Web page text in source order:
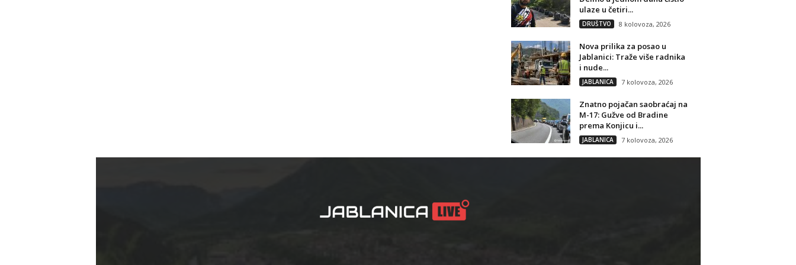
ulaze u četiri...
DRUŠTVO 8 kolovoza, 2026
Nova prilika za posao u
Jablanici: Traže više radnika
i nude...
JABLANICA 7 kolovoza, 2026
Znatno pojačan saobraćaj na
M-17: Gužve od Bradine
prema Konjicu i...
JABLANICA 7 kolovoza, 2026